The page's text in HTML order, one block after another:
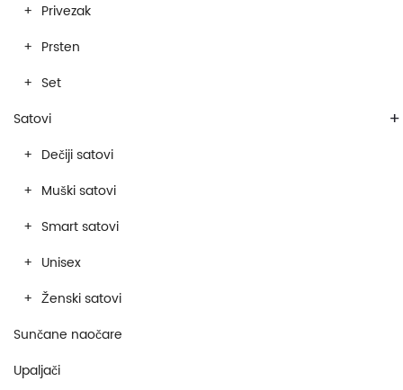
Privezak
Prsten
Set
+
Satovi
Dečiji satovi
Muški satovi
Smart satovi
Unisex
Ženski satovi
Sunčane naočare
Upaljači